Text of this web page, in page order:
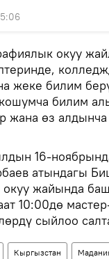
окуу
жеке билим
билим
жана өз алдынча
16-
атындагы
жайында
10:00дө
сыйлоо
Кыргызстан